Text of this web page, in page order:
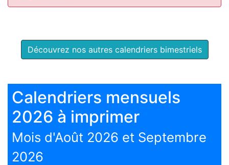
Découvrez nos autres calendriers bimestriels
Calendriers mensuels
2026 à imprimer
Mois d'Août 2026 et Septembre
2026